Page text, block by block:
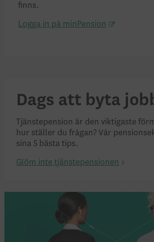
finns.
Logga in på minPension
Dags att byta
Tjänstepension är den viktigaste
hur ställer du frågan? Vår
sina 5 bästa tips.
Glöm inte tjänstepensionen